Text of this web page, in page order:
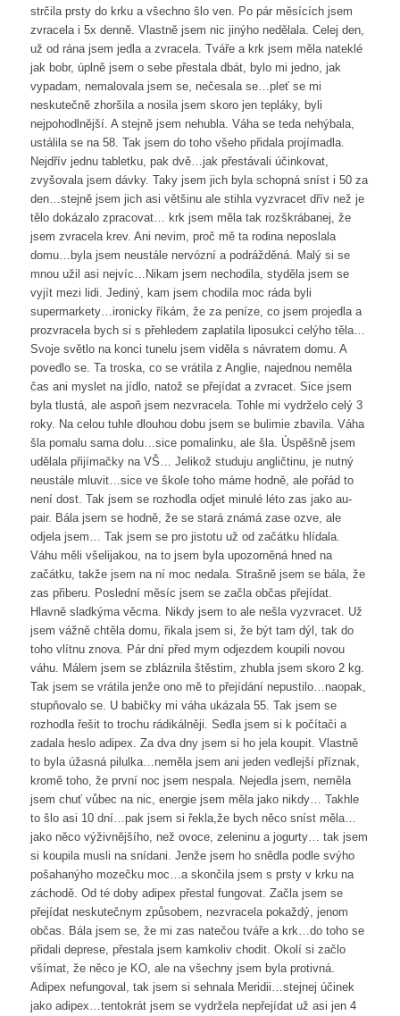
strčila prsty do krku a všechno šlo ven. Po pár měsících jsem
zvracela i 5x denně. Vlastně jsem nic jinýho nedělala. Celej den,
už od rána jsem jedla a zvracela. Tváře a krk jsem měla nateklé
jak bobr, úplně jsem o sebe přestala dbát, bylo mi jedno, jak
vypadam, nemalovala jsem se, nečesala se…pleť se mi
neskutečně zhoršila a nosila jsem skoro jen tepláky, byli
nejpohodlnější. A stejně jsem nehubla. Váha se teda nehýbala,
ustálila se na 58. Tak jsem do toho všeho přidala projímadla.
Nejdřív jednu tabletku, pak dvě…jak přestávali účinkovat,
zvyšovala jsem dávky. Taky jsem jich byla schopná sníst i 50 za
den…stejně jsem jich asi většinu ale stihla vyzvracet dřív než je
tělo dokázalo zpracovat… krk jsem měla tak rozškrábanej, že
jsem zvracela krev. Ani nevim, proč mě ta rodina neposlala
domu…byla jsem neustále nervózní a podrážděná. Malý si se
mnou užil asi nejvíc…Nikam jsem nechodila, styděla jsem se
vyjít mezi lidi. Jediný, kam jsem chodila moc ráda byli
supermarkety…ironicky říkám, že za peníze, co jsem projedla a
prozvracela bych si s přehledem zaplatila liposukci celýho těla…
Svoje světlo na konci tunelu jsem viděla s návratem domu. A
povedlo se. Ta troska, co se vrátila z Anglie, najednou neměla
čas ani myslet na jídlo, natož se přejídat a zvracet. Sice jsem
byla tlustá, ale aspoň jsem nezvracela. Tohle mi vydrželo celý 3
roky. Na celou tuhle dlouhou dobu jsem se bulimie zbavila. Váha
šla pomalu sama dolu…sice pomalinku, ale šla. Úspěšně jsem
udělala přijímačky na VŠ… Jelikož studuju angličtinu, je nutný
neustále mluvit…sice ve škole toho máme hodně, ale pořád to
není dost. Tak jsem se rozhodla odjet minulé léto zas jako au-
pair. Bála jsem se hodně, že se stará známá zase ozve, ale
odjela jsem… Tak jsem se pro jistotu už od začátku hlídala.
Váhu měli všelijakou, na to jsem byla upozorněná hned na
začátku, takže jsem na ní moc nedala. Strašně jsem se bála, že
zas přiberu. Poslední měsíc jsem se začla občas přejídat.
Hlavně sladkýma věcma. Nikdy jsem to ale nešla vyzvracet. Už
jsem vážně chtěla domu, řikala jsem si, že být tam dýl, tak do
toho vlítnu znova. Pár dní před mym odjezdem koupili novou
váhu. Málem jsem se zbláznila štěstim, zhubla jsem skoro 2 kg.
Tak jsem se vrátila jenže ono mě to přejídání nepustilo…naopak,
stupňovalo se. U babičky mi váha ukázala 55. Tak jsem se
rozhodla řešit to trochu rádikálněji. Sedla jsem si k počítači a
zadala heslo adipex. Za dva dny jsem si ho jela koupit. Vlastně
to byla úžasná pilulka…neměla jsem ani jeden vedlejší příznak,
kromě toho, že první noc jsem nespala. Nejedla jsem, neměla
jsem chuť vůbec na nic, energie jsem měla jako nikdy… Takhle
to šlo asi 10 dní…pak jsem si řekla,že bych něco sníst měla…
jako něco výživnějšího, než ovoce, zeleninu a jogurty… tak jsem
si koupila musli na snídani. Jenže jsem ho snědla podle svýho
pošahanýho mozečku moc…a skončila jsem s prsty v krku na
záchodě. Od té doby adipex přestal fungovat. Začla jsem se
přejídat neskutečnym způsobem, nezvracela pokaždý, jenom
občas. Bála jsem se, že mi zas natečou tváře a krk…do toho se
přidali deprese, přestala jsem kamkoliv chodit. Okolí si začlo
všímat, že něco je KO, ale na všechny jsem byla protivná.
Adipex nefungoval, tak jsem si sehnala Meridii…stejnej účinek
jako adipex…tentokrát jsem se vydržela nepřejídat už asi jen 4